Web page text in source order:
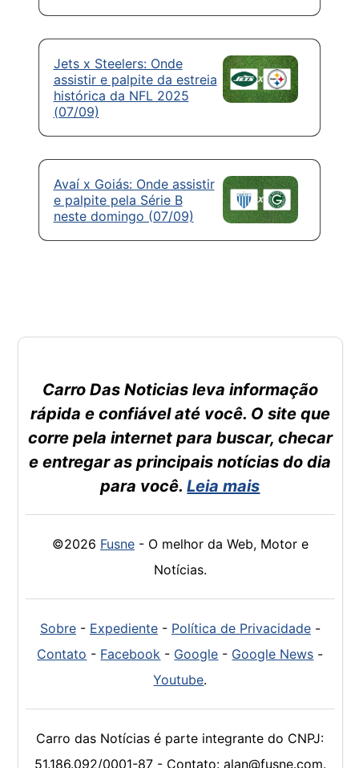
Jets x Steelers: Onde
assistir e palpite da estreia
histórica da NFL 2025
(07/09)
Avaí x Goiás: Onde assistir
e palpite pela Série B
neste domingo (07/09)
Carro Das Noticias leva informação
rápida e confiável até você. O site que
corre pela internet para buscar, checar
e entregar as principais notícias do dia
para você.Leia mais
©2026 Fusne- O melhor da Web, Motor e
Notícias.
Sobre- Expediente- Política de Privacidade-
Contato - Facebook - Google - Google News -
Youtube.
Carro das Notícias é parte integrante do CNPJ:
51.186.092/0001-87 - Contato: alan@fusne.com.